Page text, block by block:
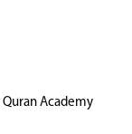
Academy